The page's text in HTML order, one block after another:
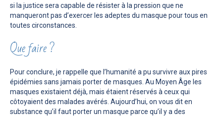
si la justice sera capable de résister à la pression que ne
manqueront pas d’exercer les adeptes du masque pour tous en
toutes circonstances.
Que faire ?
Pour conclure, je rappelle que l’humanité a pu survivre aux pires
épidémies sans jamais porter de masques. Au Moyen Âge les
masques existaient déjà, mais étaient réservés à ceux qui
côtoyaient des malades avérés. Aujourd’hui, on vous dit en
substance qu’il faut porter un masque parce qu’il y a des